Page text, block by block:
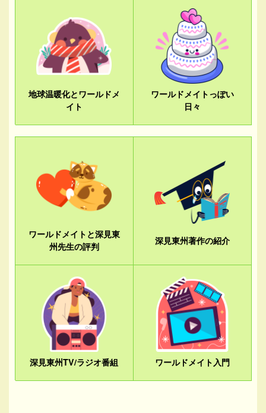
地球温暖化とワールドメ
イト
ワールドメイトっぽい
日々
ワールドメイトと深見東
州先生の評判
深見東州著作の紹介
深見東州TV/ラジオ番組 ワールドメイト入門